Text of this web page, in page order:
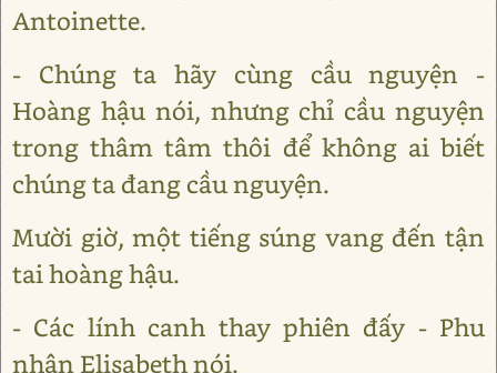
Antoinette.
- Chúng ta hãy cùng cầu nguyện -
Hoàng hậu nói, nhưng chỉ cầu nguyện
trong thâm tâm thôi để không ai biết
chúng ta đang cầu nguyện.
Mười giờ, một tiếng súng vang đến tận
tai hoàng hậu.
- Các lính canh thay phiên đấy - Phu
nhân Elisabeth nói.